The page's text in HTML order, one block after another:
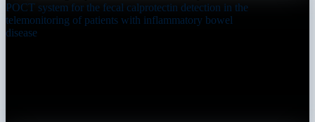
POCT system for the fecal calprotectin detection in the
telemonitoring of patients with inflammatory bowel
disease